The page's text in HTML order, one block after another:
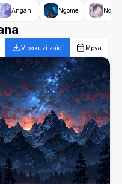
Angani Ngome Ndoto
Vipakuzi zaidi Mpya